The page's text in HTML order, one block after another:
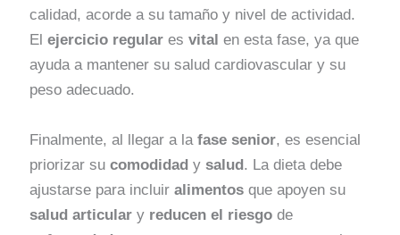
calidad, acorde a su tamaño y nivel de actividad.
Elejercicio regular esvitalen esta fase, ya que
ayuda a mantener su salud cardiovascular y su
peso adecuado.
Finalmente, al llegar a lafase senior, es esencial
priorizar sucomodidadysalud. La dieta debe
ajustarse para incluiralimentosque apoyen su
salud articular y reducen el riesgo de